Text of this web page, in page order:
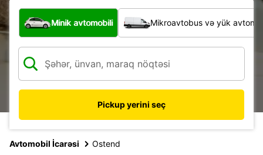
Hansı növ nəqliyyat vasitəsi?
Minik avtomobili Mikroavtobus və yük
Pickup yerini seç
Avtomobil İcarəsi Ostend